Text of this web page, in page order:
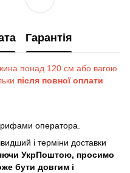
Гарантія
понад 120 см або вагою
після повної оплати
оператора.
і терміни доставки
УкрПоштою, просимо
бути довгим і